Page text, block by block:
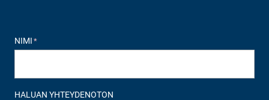
NIMI *
HALUAN YHTEYDENOTON